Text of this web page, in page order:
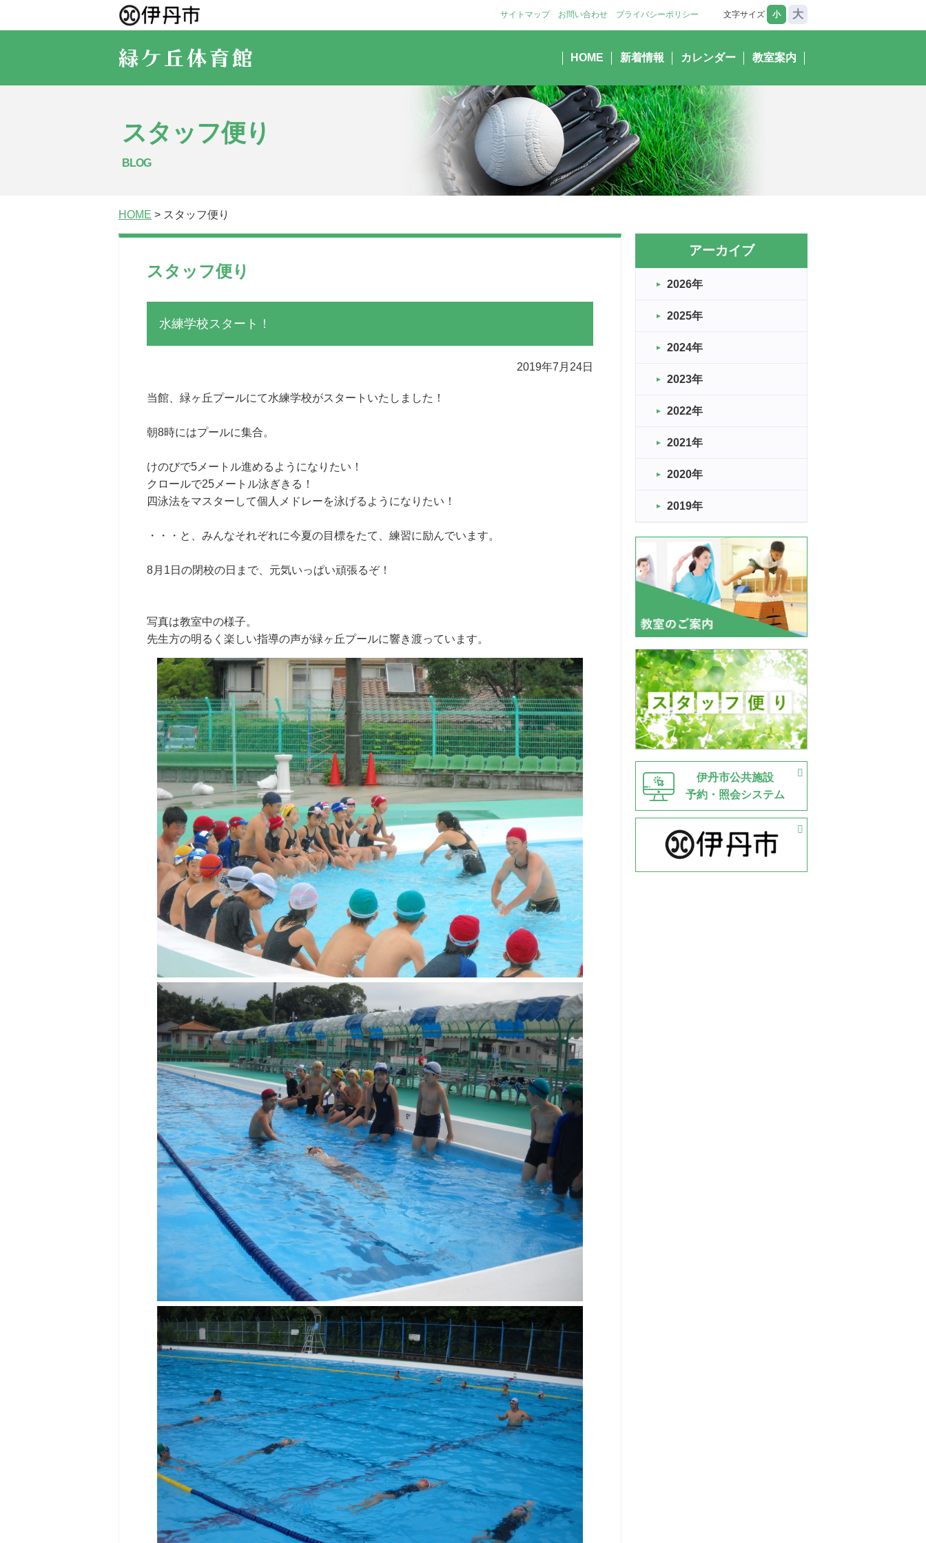
サイトマップ お問い合わせ プライバシーポリシー
HOME 新着情報 カレンダー 教室案内
文字サイズ 小 大
スタッフ便り
BLOG
HOME > スタッフ便り
スタッフ便り
水練学校スタート！
2019年7月24日
当館、緑ヶ丘プールにて水練学校がスタートいたしました！
朝8時にはプールに集合。
けのびで5メートル進めるようになりたい！
クロールで25メートル泳ぎきる！
四泳法をマスターして個人メドレーを泳げるようになりたい！
・・・と、みんなそれぞれに今夏の目標をたて、練習に励んでいます。
8月1日の閉校の日まで、元気いっぱい頑張るぞ！
写真は教室中の様子。
先生方の明るく楽しい指導の声が緑ヶ丘プールに響き渡っています。
アーカイブ
2026年
2025年
2024年
2023年
2022年
2021年
2020年
2019年
伊丹市公共施設
予約・照会システム